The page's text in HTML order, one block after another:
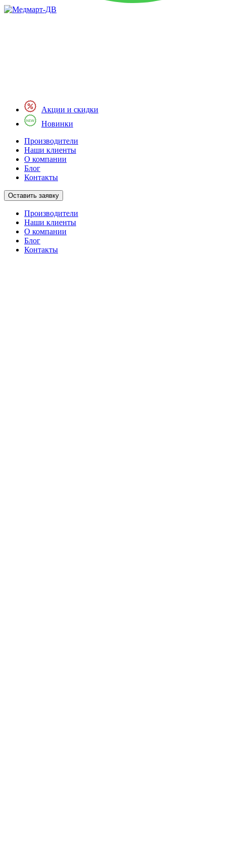
Акции и скидки
Новинки
Производители
Наши клиенты
О компании
Блог
Контакты
Оставить заявку
Производители
Наши клиенты
О компании
Блог
Контакты